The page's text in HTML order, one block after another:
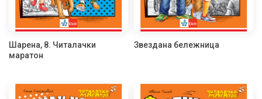
Шарена, 8. Читалачки
маратон
Звездана бележница